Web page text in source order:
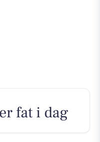
fat i dag